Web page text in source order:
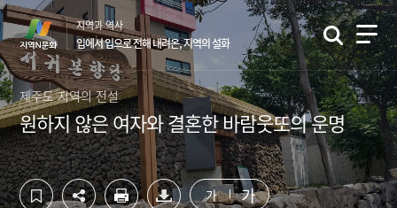
컨
텐
츠
영
역
바
로
가
기
하
단
영
역
바
로
가
기
지역과 역사
입에서 입으로 전해 내려온, 지역의 설화
제주도 지역의 전설
원하지 않은 여자와 결혼한 바람웃또의 운명
가 가